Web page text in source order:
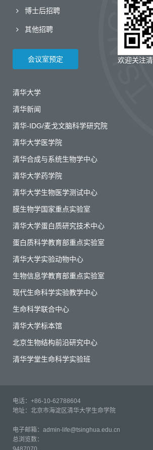
欢迎关注
博士后招聘
其他招聘
会议室预定
清华大学
清华新闻
清华-IDG/麦戈文脑科学研究院
清华大学医学院
清华合成与系统生物学中心
清华大学药学院
清华大学生物医学测试中心
膜生物学国家重点实验室
清华大学蛋白质研究技术中心
蛋白质科学教育部重点实验室
清华大学实验动物中心
生物信息学教育部重点实验室
现代生命科学实验教学中心
生命科学联合中心
清华大学标本馆
北京生物结构前沿研究中心
清华学堂生命科学实验班
电话：+86-10-62788604
地址：北京市海淀区清华大学生命学院
电子邮箱：admin-life@tsinghua.edu.cn
总浏览数：